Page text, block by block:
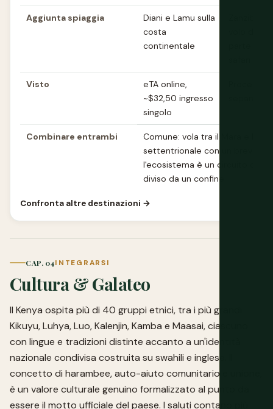
Aggiunta spiaggia
Diani e Lamu sulla
costa
continentale
Visto
eTA online,
~$32,50 ingresso
singolo
Combinare entrambi
Comune: vola tra il Mara e la
settentrionale con un breve
l'ecosistema è un circuito
diviso da un confine
Confronta altre destinazioni →
CAP. 04INTEGRARSI
Cultura & Galateo
Il Kenya ospita più di 40 gruppi etnici, tra i più grandi
Kikuyu, Luhya, Luo, Kalenjin, Kamba e Maasai, ciascuno
con lingue e tradizioni distinte accanto a un'identità
nazionale condivisa costruita su swahili e inglese. Il
concetto di harambee, auto-aiuto comunitario e unione,
è un valore culturale genuino formalizzato al punto da
essere il motto ufficiale del paese. I saluti contano più